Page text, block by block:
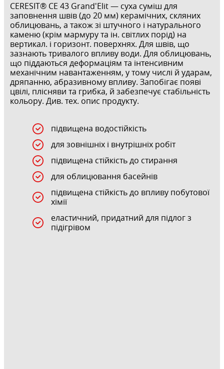
CERESIT® CE 43 Grand'Elit — суха суміш для
заповнення швів (до 20 мм) керамічних, скляних
облицювань, а також зі штучного і натурального
каменю (крім мармуру та ін. світлих порід) на
вертикал. і горизонт. поверхнях. Для швів, що
зазнають тривалого впливу води. Для облицювань,
що піддаються деформаціям та інтенсивним
механічним навантаженням, у тому числі й ударам,
дряпанню, абразивному впливу. Запобігає появі
цвілі, плісняви та грибка, й забезпечує стабільність
кольору. Див. тех. опис продукту.
підвищена водостійкість
для зовнішніх і внутрішніх робіт
підвищена стійкість до стирання
для облицювання басейнів
підвищена стійкість до впливу побутової
хімії
еластичний, придатний для підлог з
підігрівом